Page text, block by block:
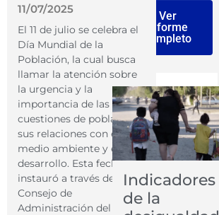
Ver
informe
completo
11/07/2025
El 11 de julio se celebra el
Día Mundial de la
Población, la cual busca
llamar la atención sobre
la urgencia y la
importancia de las
cuestiones de población,
sus relaciones con el
medio ambiente y el
desarrollo. Esta fecha se
instauró a través del
Consejo de
Administración del
Indicadores
de la